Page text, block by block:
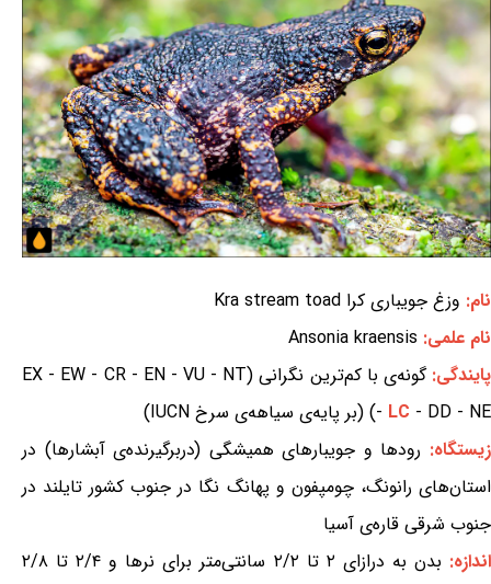
نام: وزغ جویباری کرا Kra stream toad
نام علمی: Ansonia kraensis
پایندگی:
گونه‌ی با کم‌ترین نگرانی (EX - EW - CR - EN - VU - NT
- LC - DD - NE) (بر پایه‌ی سیاهه‌ی سرخ IUCN)
زیستگاه: رودها و جویبارهای همیشگی (دربرگیرنده‌ی آبشارها) در
استان‌های رانونگ، چومپفون و پهانگ نگا در جنوب کشور تایلند در
جنوب شرقی قاره‌ی آسیا
اندازه:
بدن به درازای ۲ تا ۲/۲ سانتی‌متر برای نرها و ۲/۴ تا ۲/۸